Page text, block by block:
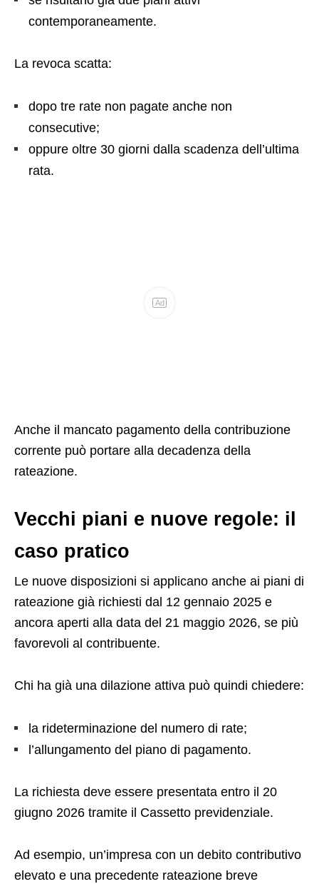
contemporaneamente.
La revoca scatta:
dopo tre rate non pagate anche non
consecutive;
oppure oltre 30 giorni dalla scadenza dell’ultima
rata.
Ad
Anche il mancato pagamento della contribuzione
corrente può portare alla decadenza della
rateazione.
Vecchi piani e nuove regole: il
caso pratico
Le nuove disposizioni si applicano anche ai piani di
rateazione già richiesti dal 12 gennaio 2025 e
ancora aperti alla data del 21 maggio 2026, se più
favorevoli al contribuente.
Chi ha già una dilazione attiva può quindi chiedere:
la rideterminazione del numero di rate;
l’allungamento del piano di pagamento.
La richiesta deve essere presentata entro il 20
giugno 2026 tramite il Cassetto previdenziale.
Ad esempio, un’impresa con un debito contributivo
elevato e una precedente rateazione breve